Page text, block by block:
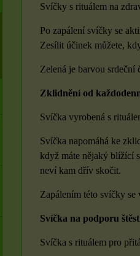
Svíčky s rituálem na
Po zapálení svíčky se
Zesílit účinek můžete,
Zelená je barvou srdeční
Zklidnění od
Svíčka vyrobená s
Svíčka napomáhá ke
když máte nějaký blížící
neví kam dřív skočit.
Zapálením této svíčky
Svíčka na podporu
Svíčka s rituálem pro